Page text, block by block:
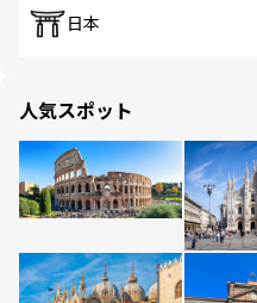
日本
人気スポット